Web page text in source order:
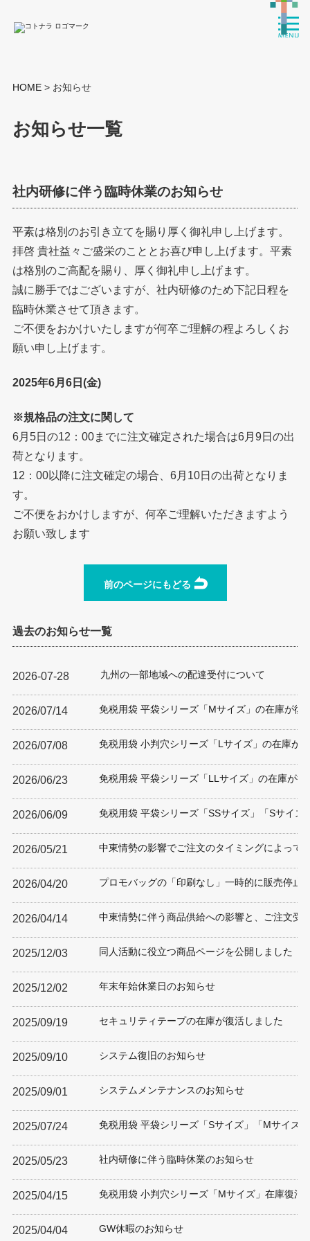
HOME> お知らせ
お知らせ一覧
社内研修に伴う臨時休業のお知らせ
平素は格別のお引き立てを賜り厚く御礼申し上げます。
拝啓 貴社益々ご盛栄のこととお喜び申し上げます。平素
は格別のご高配を賜り、厚く御礼申し上げます。
誠に勝手ではございますが、社内研修のため下記日程を
臨時休業させて頂きます。
ご不便をおかけいたしますが何卒ご理解の程よろしくお
願い申し上げます。
2025年6月6日(金)
※規格品の注文に関して
6月5日の12：00までに注文確定された場合は6月9日の出
荷となります。
12：00以降に注文確定の場合、6月10日の出荷となりま
す。
ご不便をおかけしますが、何卒ご理解いただきますよう
お願い致します
過去のお知らせ一覧
2026-07-28 九州の一部地域への配達受付について
2026/07/14 免税用袋 平袋シリーズ「Mサイズ」の在庫が復
2026/07/08 免税用袋 小判穴シリーズ「Lサイズ」の在庫が
2026/06/23 免税用袋 平袋シリーズ「LLサイズ」の在庫が復
2026/06/09 免税用袋 平袋シリーズ「SSサイズ」「Sサイズ
2026/05/21 中東情勢の影響でご注文のタイミングによって
2026/04/20 プロモバッグの「印刷なし」一時的に販売停止
2026/04/14 中東情勢に伴う商品供給への影響と、ご注文受
2025/12/03 同人活動に役立つ商品ページを公開しました
2025/12/02 年末年始休業日のお知らせ
2025/09/19 セキュリティテープの在庫が復活しました
2025/09/10 システム復旧のお知らせ
2025/09/01 システムメンテナンスのお知らせ
2025/07/24 免税用袋 平袋シリーズ「Sサイズ」「Mサイズ
2025/05/23 社内研修に伴う臨時休業のお知らせ
2025/04/15 免税用袋 小判穴シリーズ「Mサイズ」在庫復活
2025/04/04 GW休暇のお知らせ